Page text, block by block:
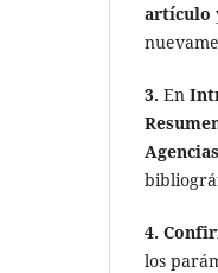
artículo
3. En
4.
los